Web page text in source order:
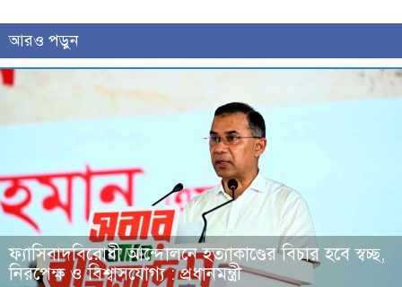
আরও পড়ুন
ফ্যাসিবাদবিরোধী আন্দোলনে হত্যাকাণ্ডের বিচার হবে স্বচ্ছ,
নিরপেক্ষ ও বিশ্বাসযোগ্য : প্রধানমন্ত্রী